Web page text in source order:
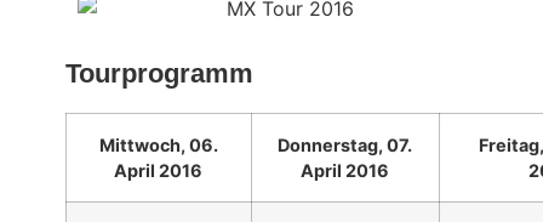
Tourprogramm
Mittwoch, 06.
April 2016
Donnerstag, 07.
April 2016